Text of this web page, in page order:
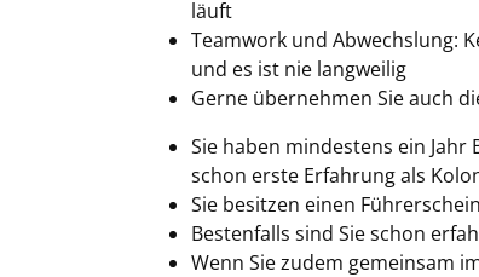
läuft
Teamwork und Abwechslung:
und es ist nie langweilig
Gerne übernehmen Sie auch
Sie haben mindestens ein
schon erste Erfahrung als
Sie besitzen einen
Bestenfalls sind Sie schon
Wenn Sie zudem gemeinsam